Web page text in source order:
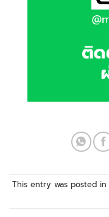
This entry was posted in